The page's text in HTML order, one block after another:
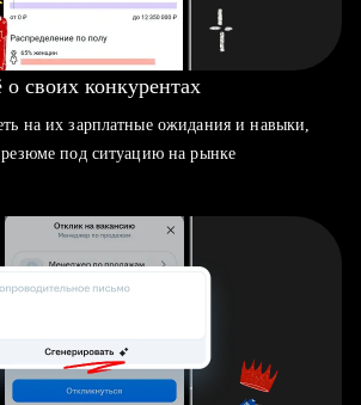
о своих конкурентах
на их зарплатные ожидания и навыки,
резюме под ситуацию на рынке